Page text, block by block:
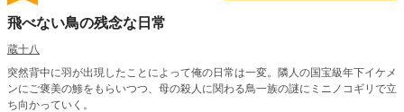
飛べない鳥の残念な日常
蔵十八
突然背中に羽が出現したことによって俺の日常は一変。隣人の国宝級年下イケメ
ンにご褒美の鯵をもらいつつ、母の殺人に関わる鳥一族の謎にミニノコギリで立
ち向かっていく。